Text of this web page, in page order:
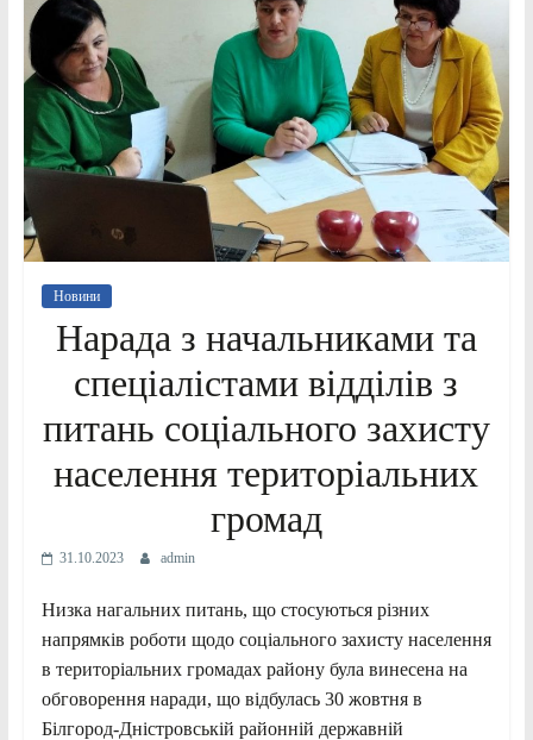
Новини
Нарада з начальниками та
спеціалістами відділів з
питань соціального захисту
населення територіальних
громад
31.10.2023 admin
Низка нагальних питань, що стосуються різних
напрямків роботи щодо соціального захисту населення
в територіальних громадах району була винесена на
обговорення наради, що відбулась 30 жовтня в
Білгород-Дністровській районній державній